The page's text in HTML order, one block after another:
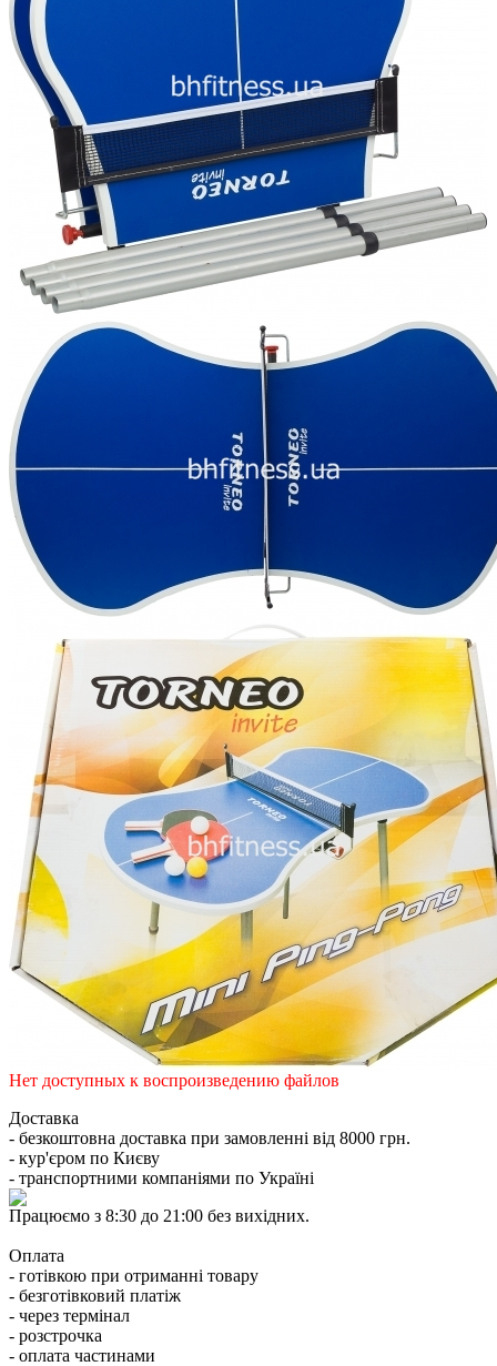
Нет доступных к воспроизведению файлов
Доставка
- безкоштовна доставка при замовленні від 8000 грн.
- кур'єром по Києву
- транспортними компаніями по Україні
Працюємо з 8:30 до 21:00 без вихідних.
Оплата
- готівкою при отриманні товару
- безготівковий платіж
- через термінал
- розстрочка
- оплата частинами